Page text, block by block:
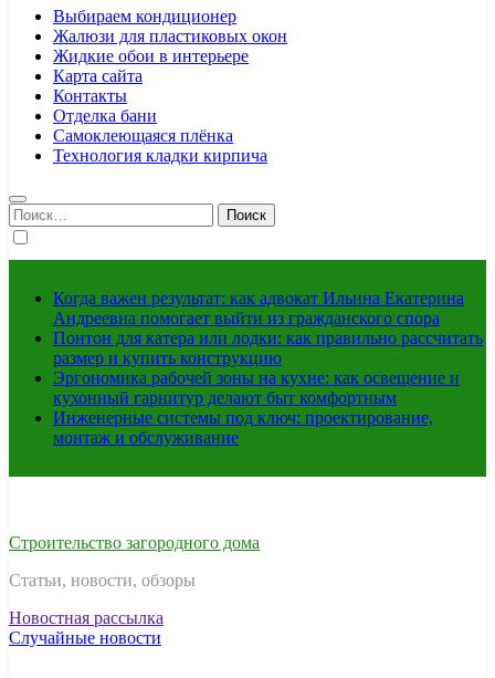
Выбираем кондиционер
Жалюзи для пластиковых окон
Жидкие обои в интерьере
Карта сайта
Контакты
Отделка бани
Самоклеющаяся плёнка
Технология кладки кирпича
Найти:
Когда важен результат: как адвокат Ильина Екатерина
Андреевна помогает выйти из гражданского спора
Понтон для катера или лодки: как правильно рассчитать
размер и купить конструкцию
Эргономика рабочей зоны на кухне: как освещение и
кухонный гарнитур делают быт комфортным
Инженерные системы под ключ: проектирование,
монтаж и обслуживание
Строительство загородного дома
Статьи, новости, обзоры
Новостная рассылка
Случайные новости